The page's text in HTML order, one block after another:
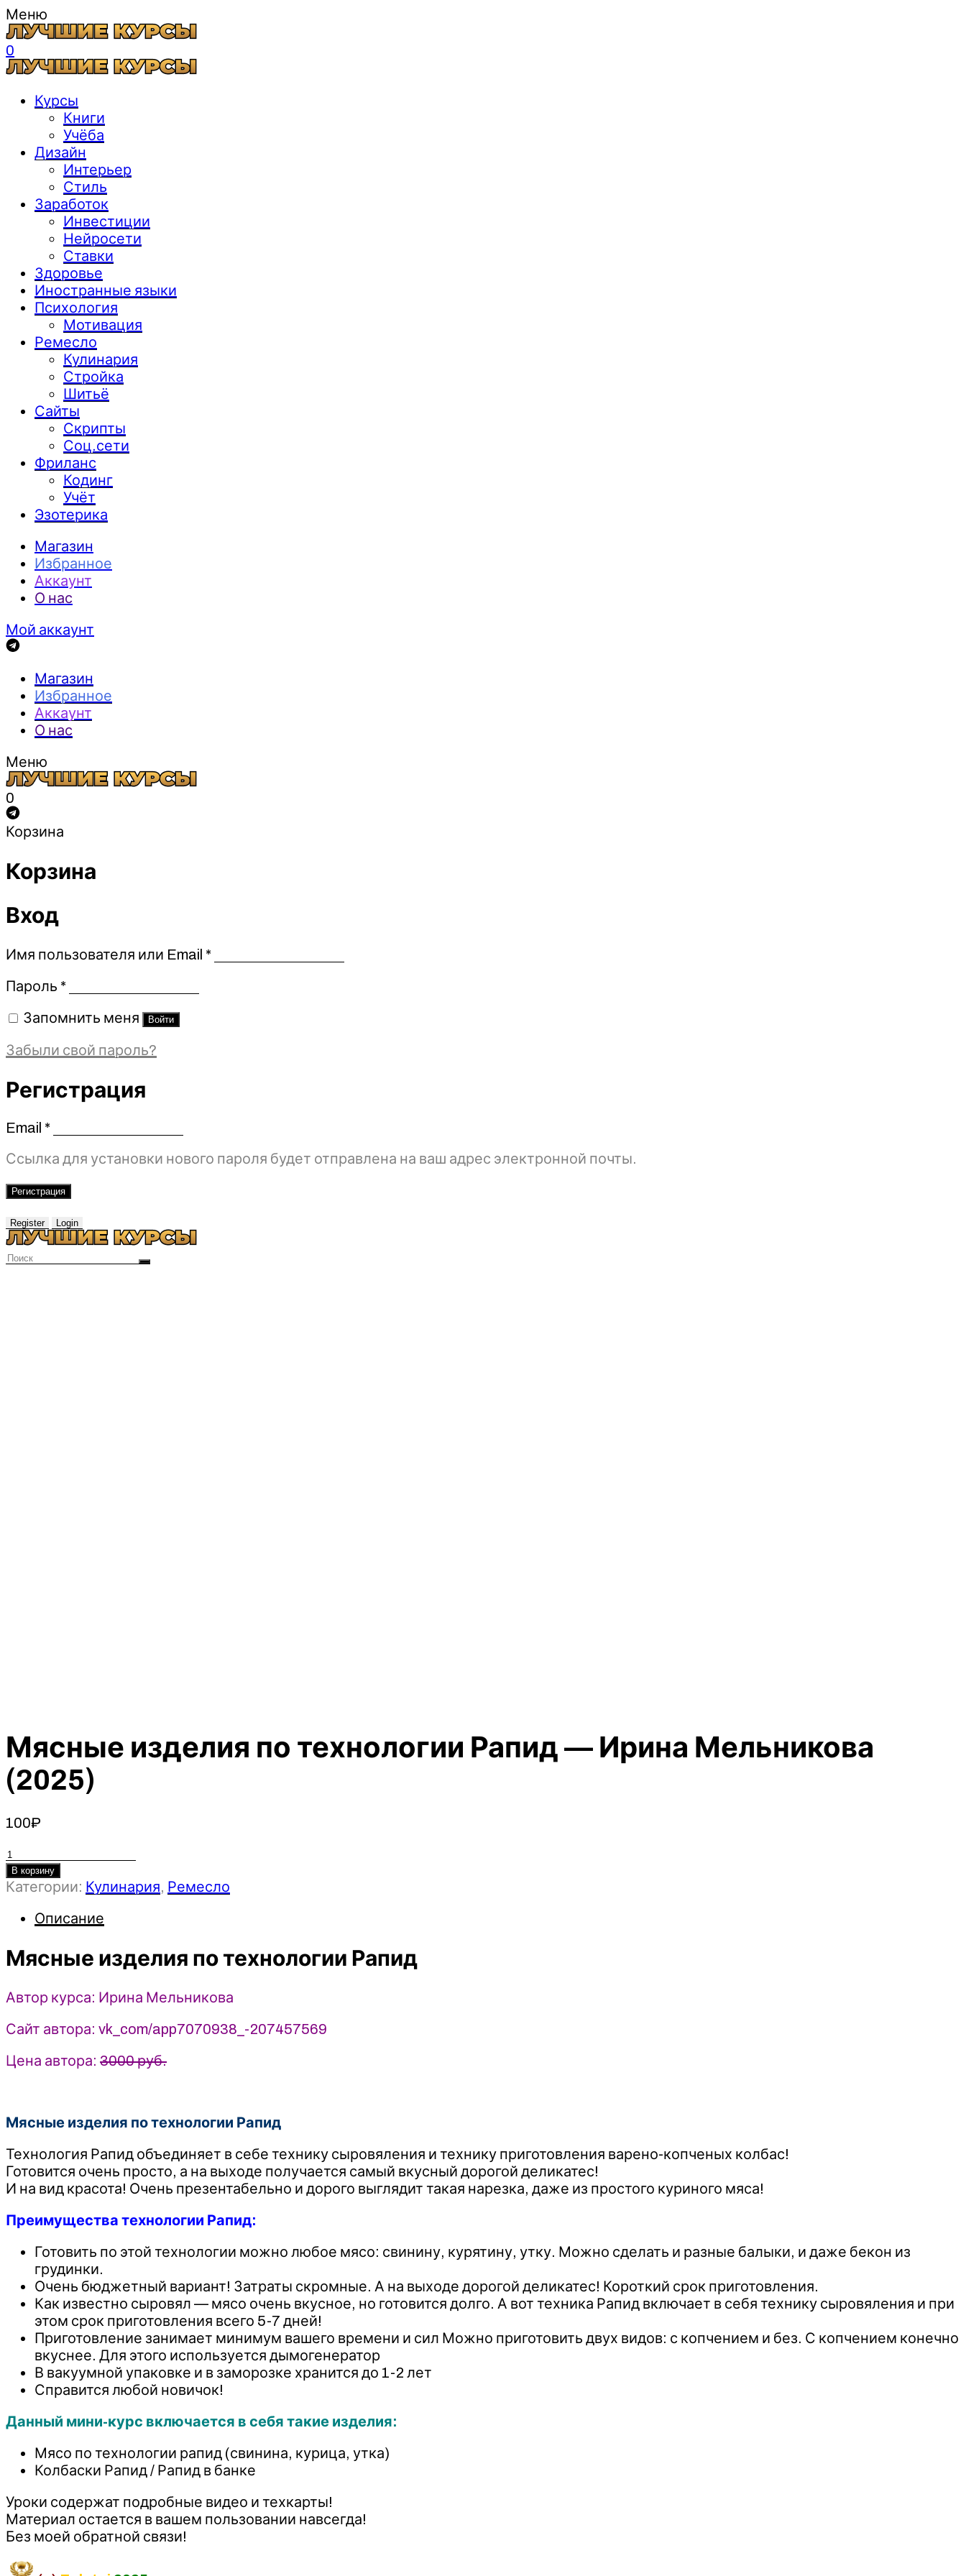
Меню
0
Курсы
Книги
Учёба
Дизайн
Интерьер
Стиль
Заработок
Инвестиции
Нейросети
Ставки
Здоровье
Иностранные языки
Психология
Мотивация
Ремесло
Кулинария
Стройка
Шитьё
Сайты
Скрипты
Соц.сети
Фриланс
Кодинг
Учёт
Эзотерика
Магазин
Избранное
Аккаунт
О нас
Мой аккаунт
Магазин
Избранное
Аккаунт
О нас
Меню
0
Корзина
Корзина
Вход
Имя пользователя или Email *Обязательно
Пароль *Обязательно
Запомнить меня Войти
Забыли свой пароль?
Регистрация
Email *Обязательно
Ссылка для установки нового пароля будет отправлена ​​на ваш адрес электронной почты.
Регистрация
Register Login
Мясные изделия по технологии Рапид — Ирина Мельникова
(2025)
100₽
Количество
товара
Мясные
по
Рапид
Ирина
Мельникова
(2025)
В корзину
Категории: Кулинария, Ремесло
Описание
Мясные изделия по технологии Рапид
Автор курса: Ирина Мельникова
Сайт автора: vk_com/app7070938_-207457569
Цена автора: 3000 руб.
Мясные изделия по технологии Рапид
Технология Рапид объединяет в себе технику сыровяления и технику приготовления варено-копченых колбас!
Готовится очень просто, а на выходе получается самый вкусный дорогой деликатес!
И на вид красота! Очень презентабельно и дорого выглядит такая нарезка, даже из простого куриного мяса!
Преимущества технологии Рапид:
Готовить по этой технологии можно любое мясо: свинину, курятину, утку. Можно сделать и разные балыки, и даже бекон из
грудинки.
Очень бюджетный вариант! Затраты скромные. А на выходе дорогой деликатес! Короткий срок приготовления.
Как известно сыровял — мясо очень вкусное, но готовится долго. А вот техника Рапид включает в себя технику сыровяления и при
этом срок приготовления всего 5-7 дней!
Приготовление занимает минимум вашего времени и сил Можно приготовить двух видов: с копчением и без. С копчением конечно
вкуснее. Для этого используется дымогенератор
В вакуумной упаковке и в заморозке хранится до 1-2 лет
Справится любой новичок!
Данный мини-курс включается в себя такие изделия:
Мясо по технологии рапид (свинина, курица, утка)
Колбаски Рапид / Рапид в банке
Уроки содержат подробные видео и техкарты!
Материал остается в вашем пользовании навсегда!
Без моей обратной связи!